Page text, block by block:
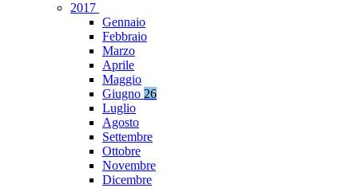
2017
Gennaio
Febbraio
Marzo
Aprile
Maggio
Giugno 26
Luglio
Agosto
Settembre
Ottobre
Novembre
Dicembre